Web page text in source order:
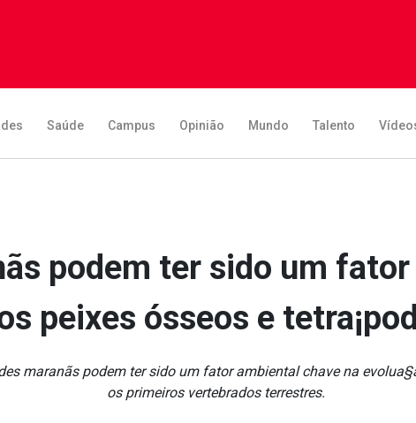
Saúde Campus Opinião Mundo Talento
podem ter sido um
peixes ósseos e
maranãs podem ter sido um fator ambiental chave na
os primeiros vertebrados terrestres.